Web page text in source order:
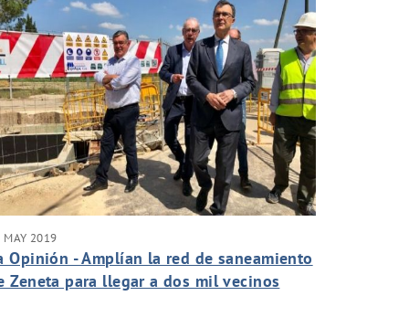
MAY 2019
Opinión - Amplían la red de saneamiento
Zeneta para llegar a dos mil vecinos